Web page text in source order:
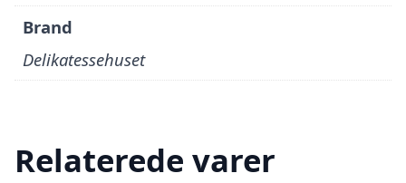
Brand
Delikatessehuset
Relaterede varer